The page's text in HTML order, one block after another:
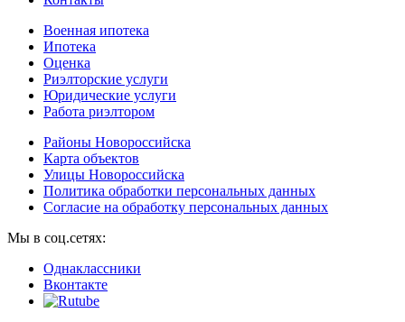
Военная ипотека
Ипотека
Оценка
Риэлторские услуги
Юридические услуги
Работа риэлтором
Районы Новороссийска
Карта объектов
Улицы Новороссийска
Политика обработки персональных данных
Согласие на обработку персональных данных
Мы в соц.сетях:
Однаклассники
Вконтакте